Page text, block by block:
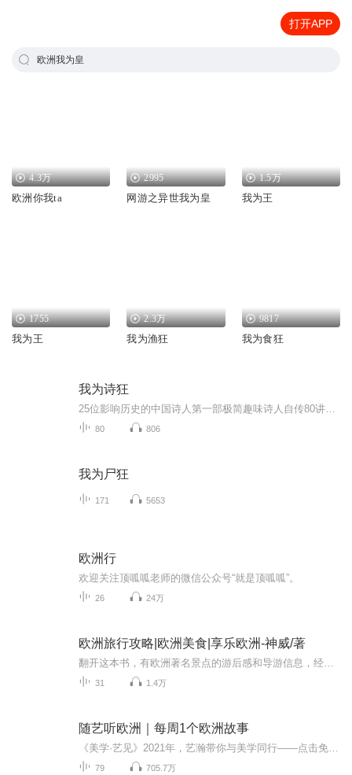
打开APP
欧洲我为皇
4.3万
欧洲你我ta
2995
网游之异世我为皇
1.5万
我为王
1755
我为王
2.3万
我为渔狂
9817
我为食狂
我为诗狂
80 806
我为尸狂
171 5653
欧洲行
欢迎关注顶呱呱老师的微信公众号“就是顶呱呱”。
26 24万
欧洲旅行攻略|欧洲美食|享乐欧洲-神威/著
31 1.4万
随艺听欧洲｜每周1个欧洲故事
79 705.7万